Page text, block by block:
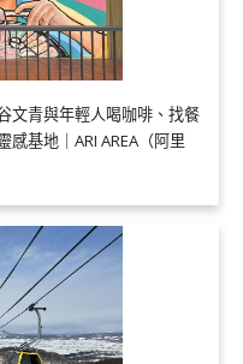
文青與年輕人喝咖啡、找餐
基地｜ARI AREA（阿里